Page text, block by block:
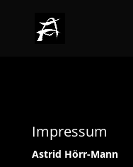
Impres­sum
Astrid Hörr-Mann